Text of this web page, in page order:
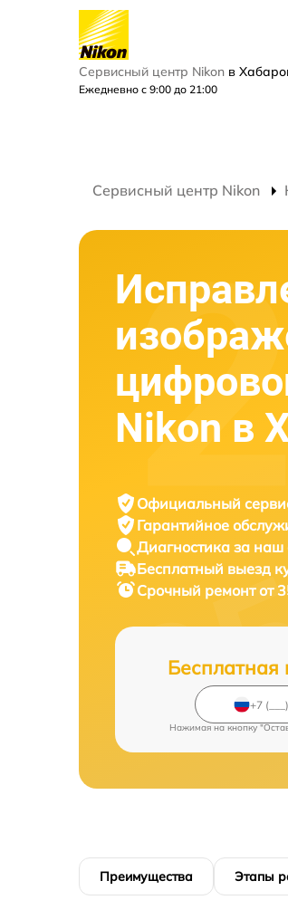
Сервисный центр Nikon в
Ежедневно с 9:00 до 21:00
Сервисный центр Nikon
Nikon в
Официальный
Гарантийное
Диагностика за наш
Бесплатный выезд
Срочный ремонтот
Бесплатная
Нажимая на кнопку
Преимущества Этапы